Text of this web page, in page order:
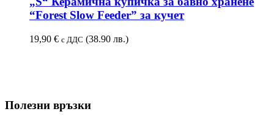
“Forest Slow Feeder” за кучет
19,90 € с ДДС (38.90 лв.)
Полезни връзки